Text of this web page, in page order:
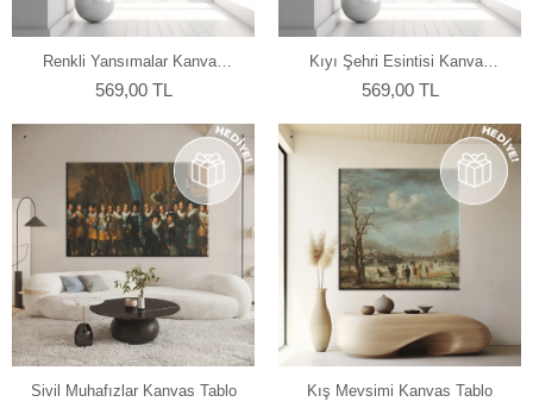
Renkli Yansımalar Kanvas
Tablo
569,00 TL
Kıyı Şehri Esintisi Kanvas
Tablo
569,00 TL
Sivil Muhafızlar Kanvas Tablo Kış Mevsimi Kanvas Tablo